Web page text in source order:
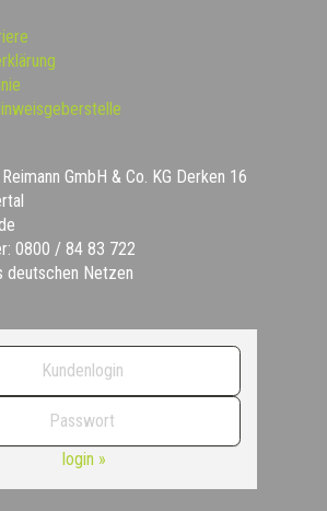
GmbH & Co. KG Derken 16
0800 / 84 83 722
deutschen Netzen
login »